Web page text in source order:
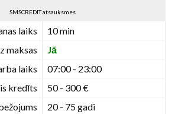
SMSCREDIT atsauksmes
laiks
10 min
maksas
Jā
laiks
07:00 - 23:00
kredīts
50 - 300 €
20 - 75 gadi